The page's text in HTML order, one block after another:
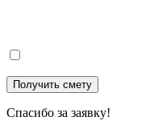
Спасибо за заявку!